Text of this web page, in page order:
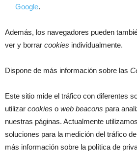
Google.
Además, los navegadores pueden
ver y borrar cookies individualmente.
Dispone de más información sobre las
Este sitio mide el tráfico con diferentes
utilizar cookies o web beacons para
nuestras páginas. Actualmente
soluciones para la medición del tráfico
más información sobre la política de